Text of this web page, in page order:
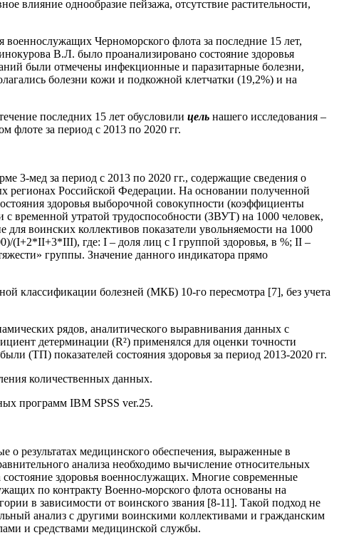
влияние однообразие пейзажа, отсутствие растительности,
Черноморского флота за последние 15 лет,
В.Л. было проанализировано состояние здоровья
были отмечены инфекционные и паразитарные болезни,
болезни кожи и подкожной клетчатки (19,2%) и на
последних 15 лет обусловили цель нашего исследования –
флоте за период с 2013 по 2020 гг.
3-мед за период с 2013 по 2020 гг., содержащие сведения о
регионах Российской Федерации. На основании полученной
здоровья выборочной совокупности (коэффициенты
с временной утратой трудоспособности (ЗВУТ) на 1000 человек,
воинских коллективов показатели увольняемости на 1000
(I+2*II+3*III), где: I – доля лиц с I группой здоровья, в %; II –
группы. Значение данного индикатора прямо
классификации болезней (МКБ) 10-го пересмотра [7], без учета
рядов, аналитического выравнивания данных с
детерминации (R²) применялся для оценки точности
(ТП) показателей состояния здоровья за период 2013-2020 гг.
количественных данных.
программ IBM SPSS ver.25.
о результатах медицинского обеспечения, выраженные в
анализа необходимо вычисление относительных
здоровья военнослужащих. Многие современные
по контракту Военно-морского флота основаны на
в зависимости от воинского звания [8-11]. Такой подход не
анализ с другими воинскими коллективами и гражданским
и средствами медицинской службы.